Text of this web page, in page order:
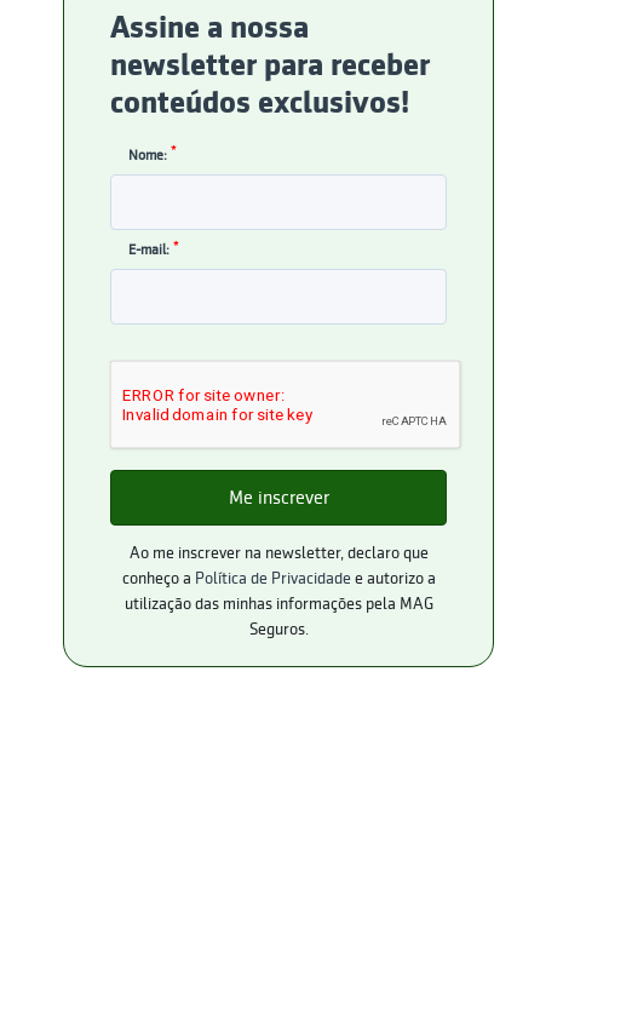
Assine a nossa
newsletter para receber
conteúdos exclusivos!
Nome: *
E-mail: *
Ao me inscrever na newsletter, declaro que
conheço a Política de Privacidade e autorizo a
utilização das minhas informações pela MAG
Seguros.